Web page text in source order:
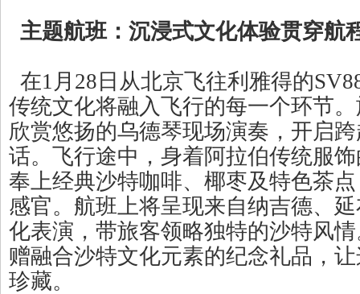
主题航班：沉浸式文化体验贯穿航
在1月28日从北京飞往利雅得的
传统文化将融入飞行的每一个环节
欣赏悠扬的乌德琴现场演奏，开启
话。飞行途中，身着阿拉伯传统服
奉上经典沙特咖啡、椰枣及特色茶
感官。航班上将呈现来自纳吉德、
化表演，带旅客领略独特的沙特风
赠融合沙特文化元素的纪念礼品，
珍藏。